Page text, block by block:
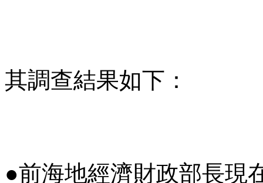
其調查結果如下：
●前海地經濟財政部長現